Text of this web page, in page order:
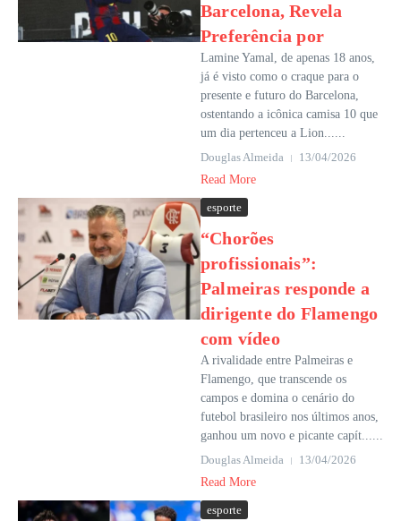
Barcelona, Revela
Preferência por
Lamine Yamal, de apenas 18 anos,
já é visto como o craque para o
presente e futuro do Barcelona,
ostentando a icônica camisa 10 que
um dia pertenceu a Lion......
Douglas Almeida
13/04/2026
Read More
esporte
“Chorões
profissionais”:
Palmeiras responde a
dirigente do Flamengo
com vídeo
A rivalidade entre Palmeiras e
Flamengo, que transcende os
campos e domina o cenário do
futebol brasileiro nos últimos anos,
ganhou um novo e picante capít......
Douglas Almeida
13/04/2026
Read More
esporte